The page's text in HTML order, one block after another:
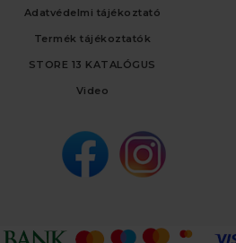
Adatvédelmi tájékoztató
Termék tájékoztatók
STORE 13 KATALÓGUS
Video